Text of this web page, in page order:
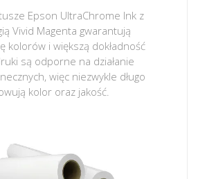
Epson UltraChrome Ink z
Vivid Magenta gwarantują
kolorów i większą dokładność
są odporne na działanie
więc niezwykle długo
kolor oraz jakość.